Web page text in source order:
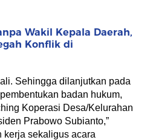
Wakil Kepala Daerah,
Konflik di
Sehingga dilanjutkan pada
badan hukum,
Koperasi Desa/Kelurahan
Prabowo Subianto,”
kerja sekaligus acara